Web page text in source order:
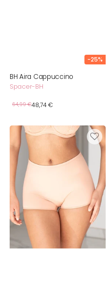
-25%
BH Aira Cappuccino
Spacer-BH
Normaler
64,99 €
Verkaufspreis
48,74 €
High-
Waist-
Shorts
Basic
Cappuccino